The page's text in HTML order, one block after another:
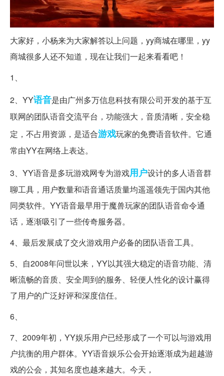
大家好，小杨来为大家解答以上问题，yy商城在哪里，yy
商城很多人还不知道，现在让我们一起来看看吧！
1、
2、YY语音是由广州多万信息科技有限公司开发的基于互
联网的团队语音交流平台，功能强大，音质清晰，安全稳
定，不占用资源，是适合游戏玩家的免费语音软件。它通
常由YY在网络上表达。
3、YY语音是多玩游戏网专为游戏用户设计的多人语音群
聊工具，用户数量和语音通话质量均遥遥领先于国内其他
同类软件。YY语音最早用于魔兽玩家的团队语音命令通
话，逐渐吸引了一些传奇服务器。
4、最后发展成了交火游戏用户必备的团队语音工具。
5、自2008年问世以来，YY以其强大稳定的语音功能、清
晰流畅的音质、安全周到的服务、轻便人性化的设计赢得
了用户的广泛好评和深度信任。
6、
7、2009年初，YY娱乐用户已经形成了一个可以与游戏用
户抗衡的用户群体。YY语音娱乐公会开始逐渐成为超越游
戏的公会，其知名度也越来越大。今天，